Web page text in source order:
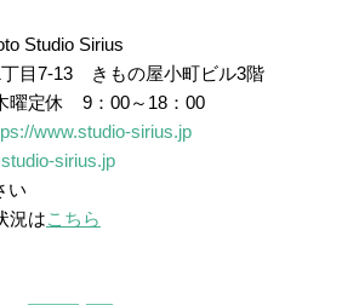
Studio Sirius
目7-13 きもの屋小町ビル3階
定休 9：00～18：00
www.studio-sirius.jp
sirius.jp
い
況はこちら